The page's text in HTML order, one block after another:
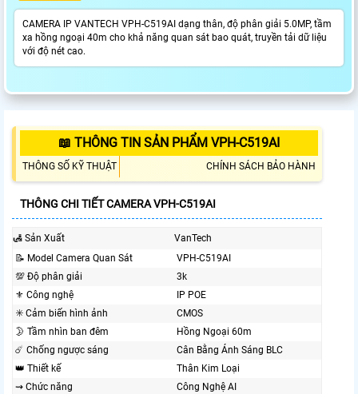
CAMERA IP VANTECH VPH-C519AI dạng thân, độ phân giải 5.0MP, tầm
xa hồng ngoại 40m cho khả năng quan sát bao quát, truyền tải dữ liệu
với độ nét cao.
📖 THÔNG TIN SẢN PHẨM VPH-C519AI
THÔNG SỐ KỸ THUẬT CHÍNH SÁCH BẢO HÀNH
THÔNG CHI TIẾT CAMERA VPH-C519AI
🛃 Sản Xuất
VanTech
📝 Model Camera Quan Sát
VPH-C519AI
💯 Độ phân giải
3k
⚜️ Công nghệ
IP POE
✳️ Cảm biến hình ảnh
CMOS
🌛 Tầm nhìn ban đêm
Hồng Ngoại 60m
☄️ Chống ngược sáng
Cân Bằng Ánh Sáng BLC
👑 Thiết kế
Thân Kim Loại
⇝ Chức năng
Công Nghệ AI